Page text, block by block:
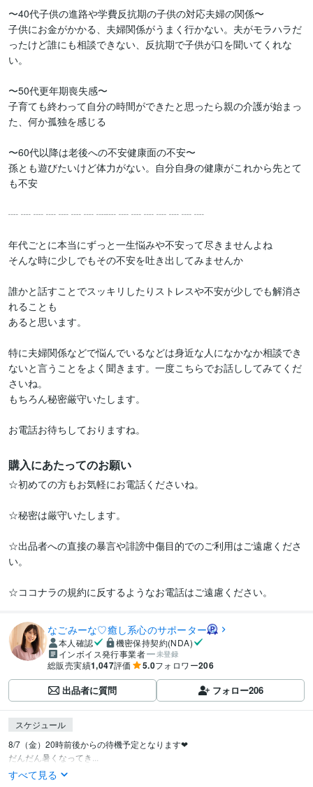
〜40代子供の進路や学費反抗期の子供の対応夫婦の関係〜
子供にお金がかかる、夫婦関係がうまく行かない。夫がモラハラだ
ったけど誰にも相談できない、反抗期で子供が口を聞いてくれな
い。
〜50代更年期喪失感〜
子育ても終わって自分の時間ができたと思ったら親の介護が始まっ
た、何か孤独を感じる
〜60代以降は老後への不安健康面の不安〜
孫とも遊びたいけど体力がない。自分自身の健康がこれから先とて
も不安
┈ ┈ ┈ ┈ ┈ ┈ ┈ ┈┈ ┈ ┈ ┈ ┈ ┈ ┈ ┈
年代ごとに本当にずっと一生悩みや不安って尽きませんよね
そんな時に少しでもその不安を吐き出してみませんか
誰かと話すことでスッキリしたりストレスや不安が少しでも解消さ
れることも
あると思います。
特に夫婦関係などで悩んでいるなどは身近な人になかなか相談でき
ないと言うことをよく聞きます。一度こちらでお話ししてみてくだ
さいね。
もちろん秘密厳守いたします。
お電話お待ちしておりますね。
購入にあたってのお願い
☆初めての方もお気軽にお電話くださいね。
☆秘密は厳守いたします。
☆出品者への直接の暴言や誹謗中傷目的でのご利用はご遠慮くださ
い。
☆ココナラの規約に反するようなお電話はご遠慮ください。
なごみーな♡癒し系心のサポーター
本人確認
機密保持契約(NDA)
インボイス発行事業者
未登録
総販売実績1,047評価 5.0フォロワー206
出品者に質問 フォロー206
スケジュール
8/7（金）20時前後からの待機予定となります❤︎
だんだん暑くなってき...
すべて見る